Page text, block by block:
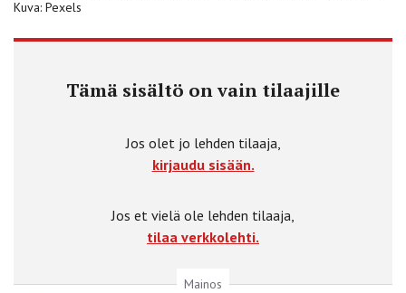
Kuva: Pexels
Tämä sisältö on vain tilaajille
Jos olet jo lehden tilaaja,
kirjaudu sisään.
Jos et vielä ole lehden tilaaja,
tilaa verkkolehti.
Mainos